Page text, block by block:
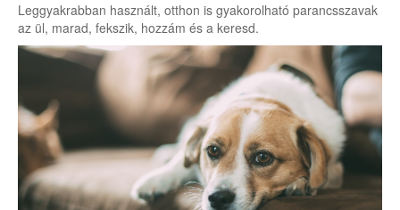
Leggyakrabban használt, otthon is gyakorolható parancsszavak
az ül, marad, fekszik, hozzám és a keresd.